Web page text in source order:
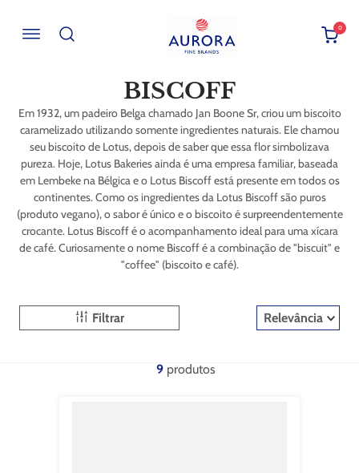
0
BISCOFF
Em 1932, um padeiro Belga chamado Jan Boone Sr, criou um biscoito
caramelizado utilizando somente ingredientes naturais. Ele chamou
seu biscoito de Lotus, depois de saber que essa flor simbolizava
pureza. Hoje, Lotus Bakeries ainda é uma empresa familiar, baseada
em Lembeke na Bélgica e o Lotus Biscoff está presente em todos os
continentes. Como os ingredientes da Lotus Biscoff são puros
(produto vegano), o sabor é único e o biscoito é surpreendentemente
crocante. Lotus Biscoff é o acompanhamento ideal para uma xícara
de café. Curiosamente o nome Biscoff é a combinação de "biscuit" e
"coffee" (biscoito e café).
Filtrar Relevância
9